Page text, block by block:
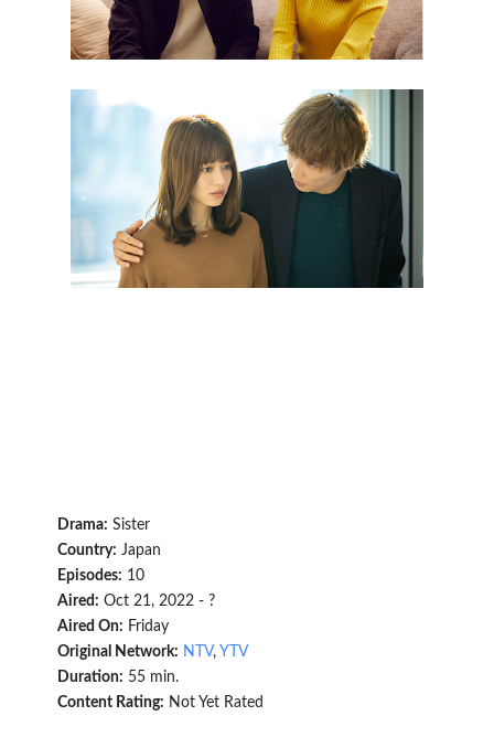
Drama: Sister
Country: Japan
Episodes: 10
Aired: Oct 21, 2022 - ?
Aired On: Friday
Original Network: NTV, YTV
Duration: 55 min.
Content Rating: Not Yet Rated